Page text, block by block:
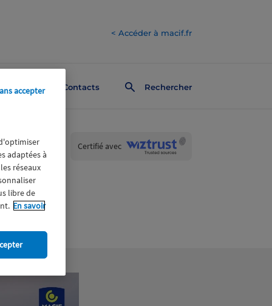
< Accéder à macif.fr
Contacts Rechercher
Certifié avecWiztrust
trusted
adaptées à
réseaux
libre de
En savoir
accepter